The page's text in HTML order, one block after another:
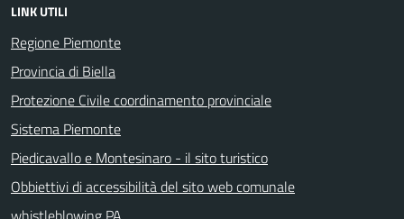
LINK UTILI
Regione Piemonte
Provincia di Biella
Protezione Civile coordinamento provinciale
Sistema Piemonte
Piedicavallo e Montesinaro - il sito turistico
Obbiettivi di accessibilità del sito web comunale